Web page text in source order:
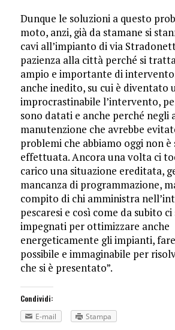
Dunque le soluzioni a questo
moto, anzi, già da stamane si
cavi all’impianto di via
pazienza alla città perché si
ampio e importante di
anche inedito, su cui è diventato
improcrastinabile l’intervento,
sono datati e anche perché negli
manutenzione che avrebbe
problemi che abbiamo oggi non è
effettuata. Ancora una volta ci
carico una situazione ereditata,
mancanza di programmazione,
compito di chi amministra
pescaresi e così come da subito ci
impegnati per ottimizzare anche
energeticamente gli impianti,
possibile e immaginabile per
che si è presentato”.
Condividi:
E-mail
Stampa